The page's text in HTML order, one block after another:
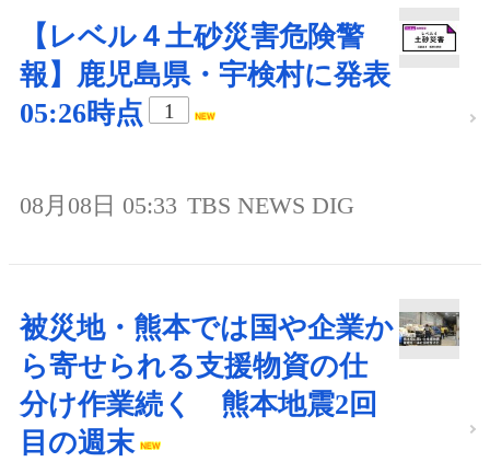
【レベル４土砂災害危険警
報】鹿児島県・宇検村に発表
05:26時点
1
08月08日 05:33 TBS NEWS DIG
被災地・熊本では国や企業か
ら寄せられる支援物資の仕
分け作業続く 熊本地震2回
目の週末